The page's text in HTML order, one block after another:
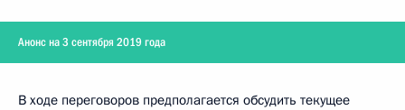
Анонс на 3 сентября 2019 года
В ходе переговоров предполагается обсудить текущее